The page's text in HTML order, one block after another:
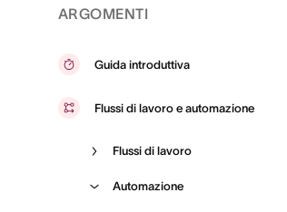
ARGOMENTI
Guida introduttiva
Flussi di lavoro e automazione
Flussi di lavoro
Automazione